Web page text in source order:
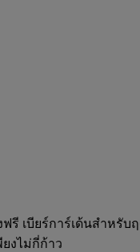
รี เบียร์การ์เด้นสำหรั
งไม่กี่ก้าว